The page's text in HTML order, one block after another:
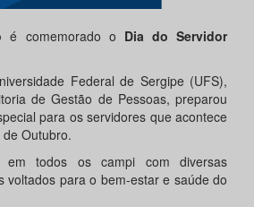
é comemorado o Dia do Servidor
Federal de Sergipe (UFS),
de Gestão de Pessoas, preparou
para os servidores que acontece
Outubro.
em todos os campi com diversas
voltados para o bem-estar e saúde do